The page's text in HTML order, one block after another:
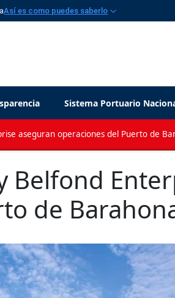
Así es como puedes saberlo
Sistema Portuario
aseguran operaciones del Puerto de
Belfond
de